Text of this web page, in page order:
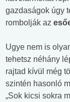
gazdaságok úgy
rombolják az
Ugye nem is
tehetsz néhány
rajtad kívül még
szintén hasonló
„Sok kicsi sokra